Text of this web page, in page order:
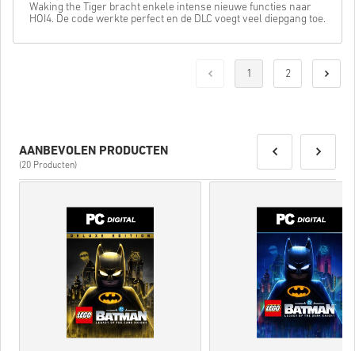
Waking the Tiger bracht enkele intense nieuwe functies naar
HOI4. De code werkte perfect en de DLC voegt veel diepgang toe.
1 2
AANBEVOLEN PRODUCTEN
(20 Producten)